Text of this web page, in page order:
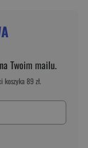
Twoim mailu.
koszyka 89 zł.